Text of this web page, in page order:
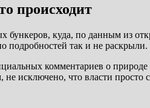
происходит
куда, по данным из
подробностей так и не раскрыли.
комментариев о природе
исключено, что власти